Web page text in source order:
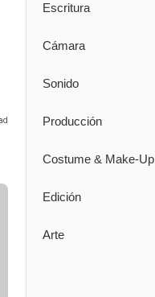
Escritura
Cámara
Sonido
Producción
Costume & Make-Up
Edición
Arte